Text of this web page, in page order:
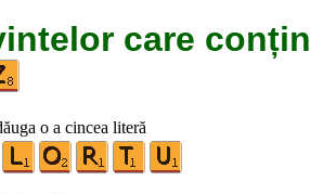
care conțin
o a cincea literă